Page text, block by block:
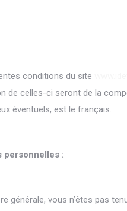
conditions du site
de celles-ci seront de la
éventuels, est le français.
personnelles :
générale, vous n’êtes pas